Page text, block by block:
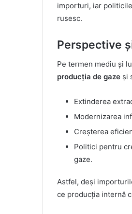
importuri, iar
rusesc.
Perspective
Pe termen mediu și
producția de gaze și
Extinderea
Modernizarea
Creșterea
Politici pentru
gaze.
Astfel, deși
ce producția internă